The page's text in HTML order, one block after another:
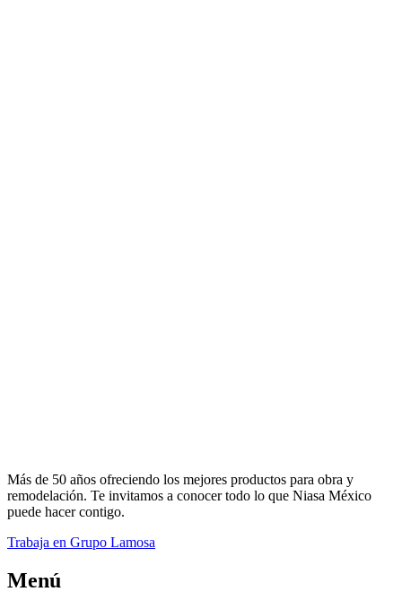
Más de 50 años ofreciendo los mejores productos para obra y
remodelación. Te invitamos a conocer todo lo que Niasa México
puede hacer contigo.
Trabaja en Grupo Lamosa
Menú